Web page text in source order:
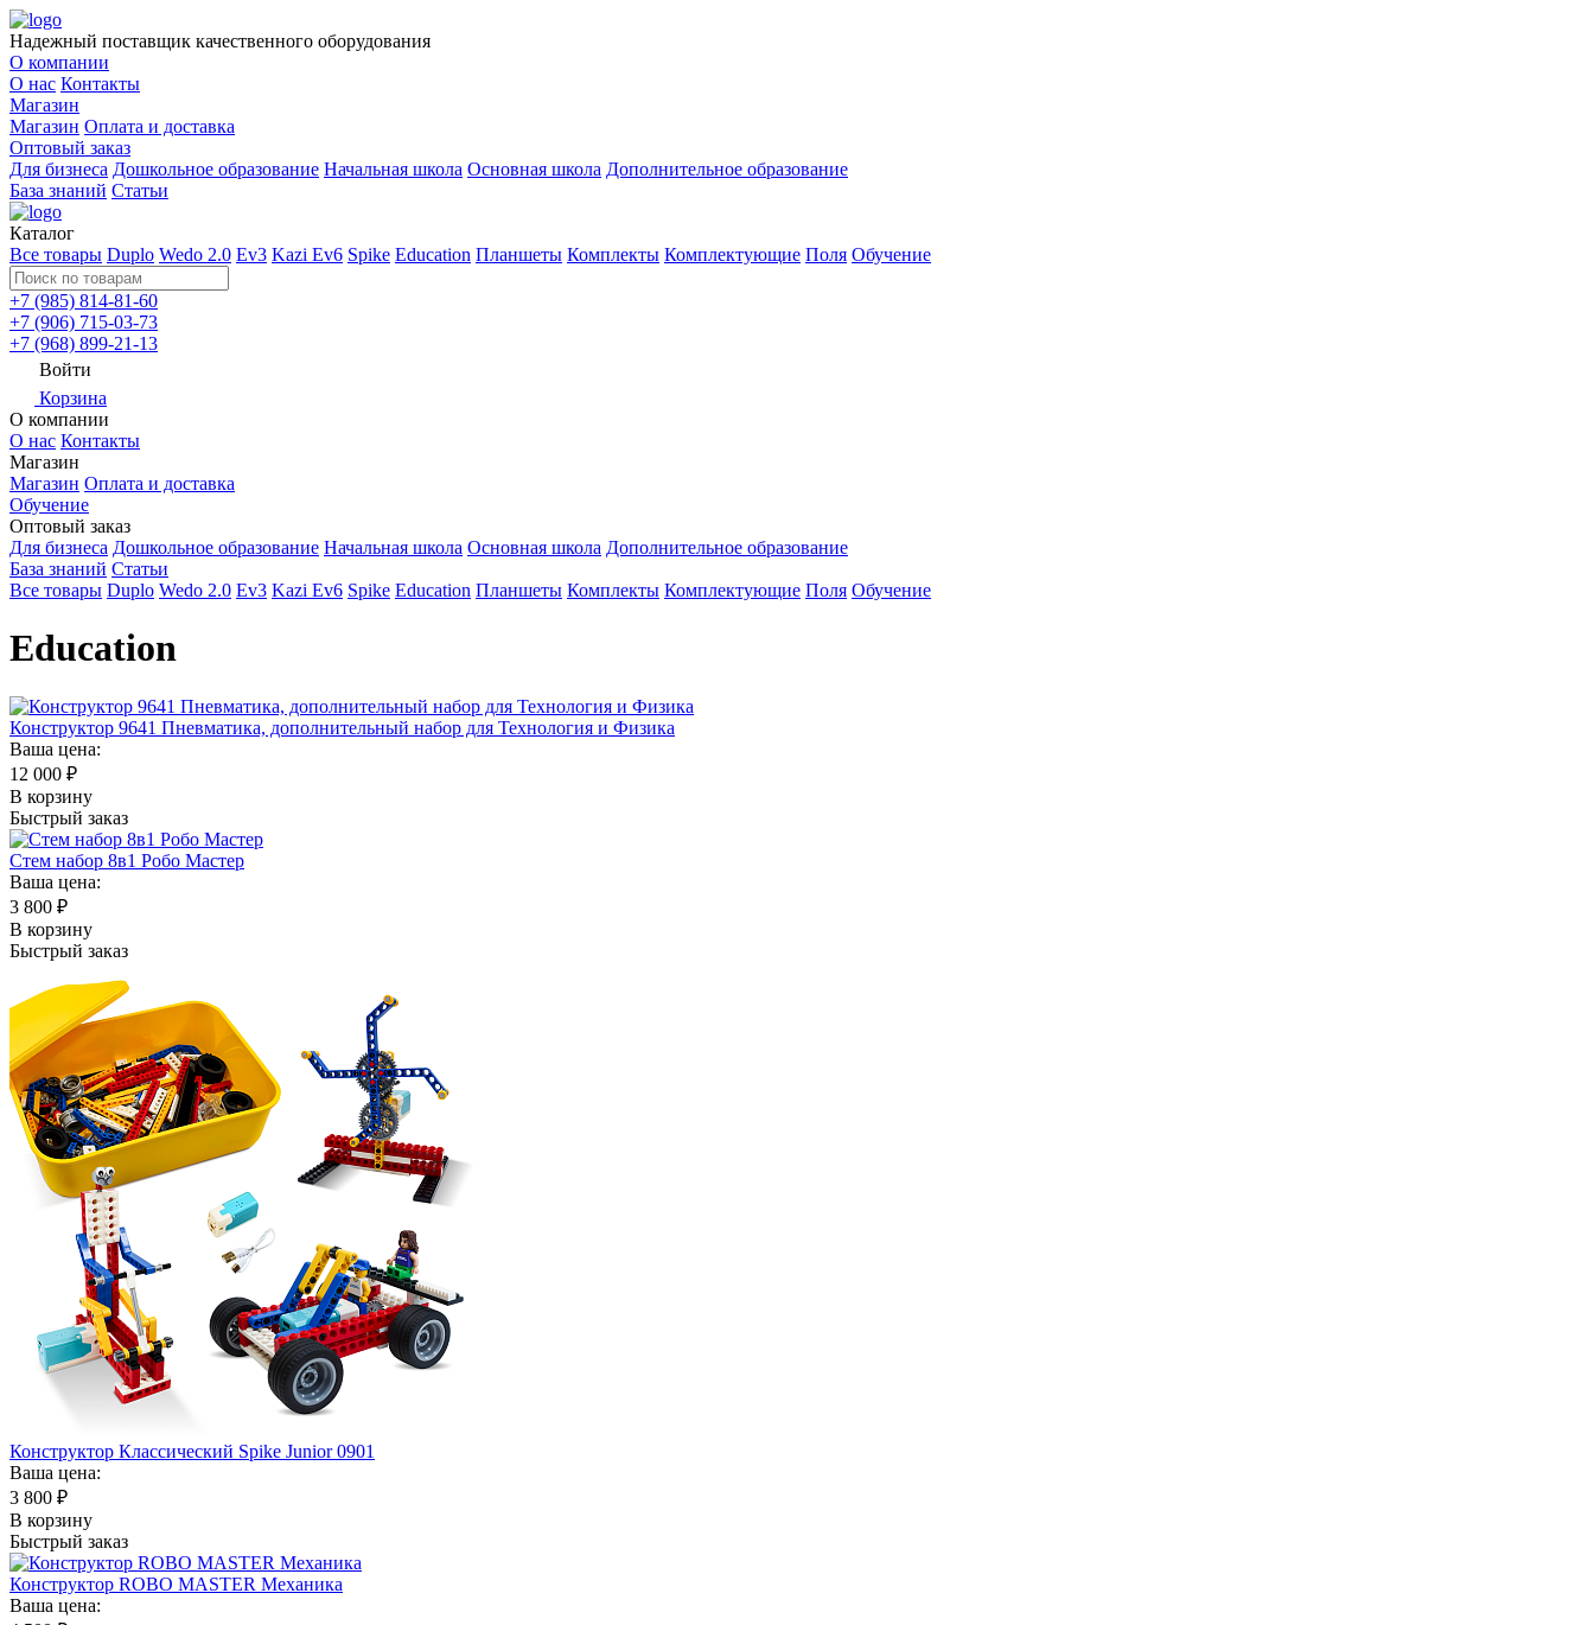
Надежный поставщик качественного оборудования
О компании
О нас Контакты
Магазин
Магазин Оплата и доставка
Оптовый заказ
Для бизнеса Дошкольное образование Начальная школа Основная школа Дополнительное образование
База знаний Статьи
Каталог
Все товары Duplo Wedo 2.0 Ev3 Kazi Ev6 Spike Education Планшеты Комплекты Комплектующие Поля Обучение
+7 (985) 814-81-60
+7 (906) 715-03-73
+7 (968) 899-21-13
Войти
Корзина
О компании
О нас Контакты
Магазин
Магазин Оплата и доставка
Обучение
Оптовый заказ
Для бизнеса Дошкольное образование Начальная школа Основная школа Дополнительное образование
База знаний Статьи
Все товары Duplo Wedo 2.0 Ev3 Kazi Ev6 Spike Education Планшеты Комплекты Комплектующие Поля Обучение
Education
Конструктор 9641 Пневмaтика, дополнительный набор для Технология и Физика
Ваша цена:
12 000 ₽
В корзину
Быстрый заказ
Стем набор 8в1 Робо Мастер
Ваша цена:
3 800 ₽
В корзину
Быстрый заказ
Конструктор Классический Spike Junior 0901
Ваша цена:
3 800 ₽
В корзину
Быстрый заказ
Конструктор ROBO MASTER Механика
Ваша цена: